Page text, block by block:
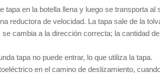
tapa en la botella llena y luego se transporta al
reductora de velocidad. La tapa sale de la
cambia a la dirección correcta; la cantidad
tapa no puede entrar, lo que utiliza la tapa.
en el camino de deslizamiento,